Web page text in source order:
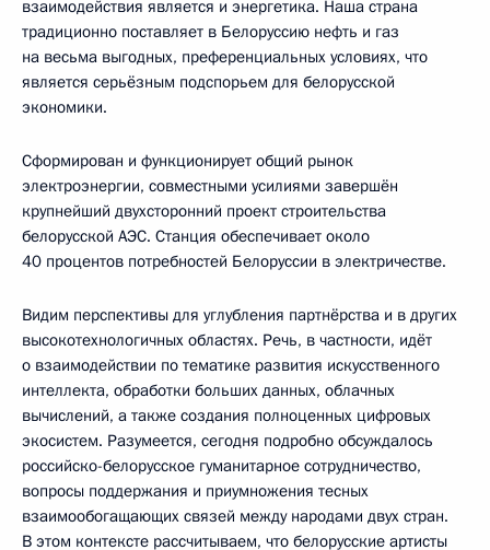
взаимодействия является и энергетика. Наша страна
традиционно поставляет в Белоруссию нефть и газ
на весьма выгодных, преференциальных условиях, что
является серьёзным подспорьем для белорусской
экономики.
Cформирован и функционирует общий рынок
электроэнергии, совместными усилиями завершён
крупнейший двухсторонний проект строительства
белорусской АЭС. Станция обеспечивает около
40 процентов потребностей Белоруссии в электричестве.
Видим перспективы для углубления партнёрства и в других
высокотехнологичных областях. Речь, в частности, идёт
о взаимодействии по тематике развития искусственного
интеллекта, обработки больших данных, облачных
вычислений, а также создания полноценных цифровых
экосистем. Разумеется, сегодня подробно обсуждалось
российско-белорусское гуманитарное сотрудничество,
вопросы поддержания и приумножения тесных
взаимообогащающих связей между народами двух стран.
В этом контексте рассчитываем, что белорусские артисты